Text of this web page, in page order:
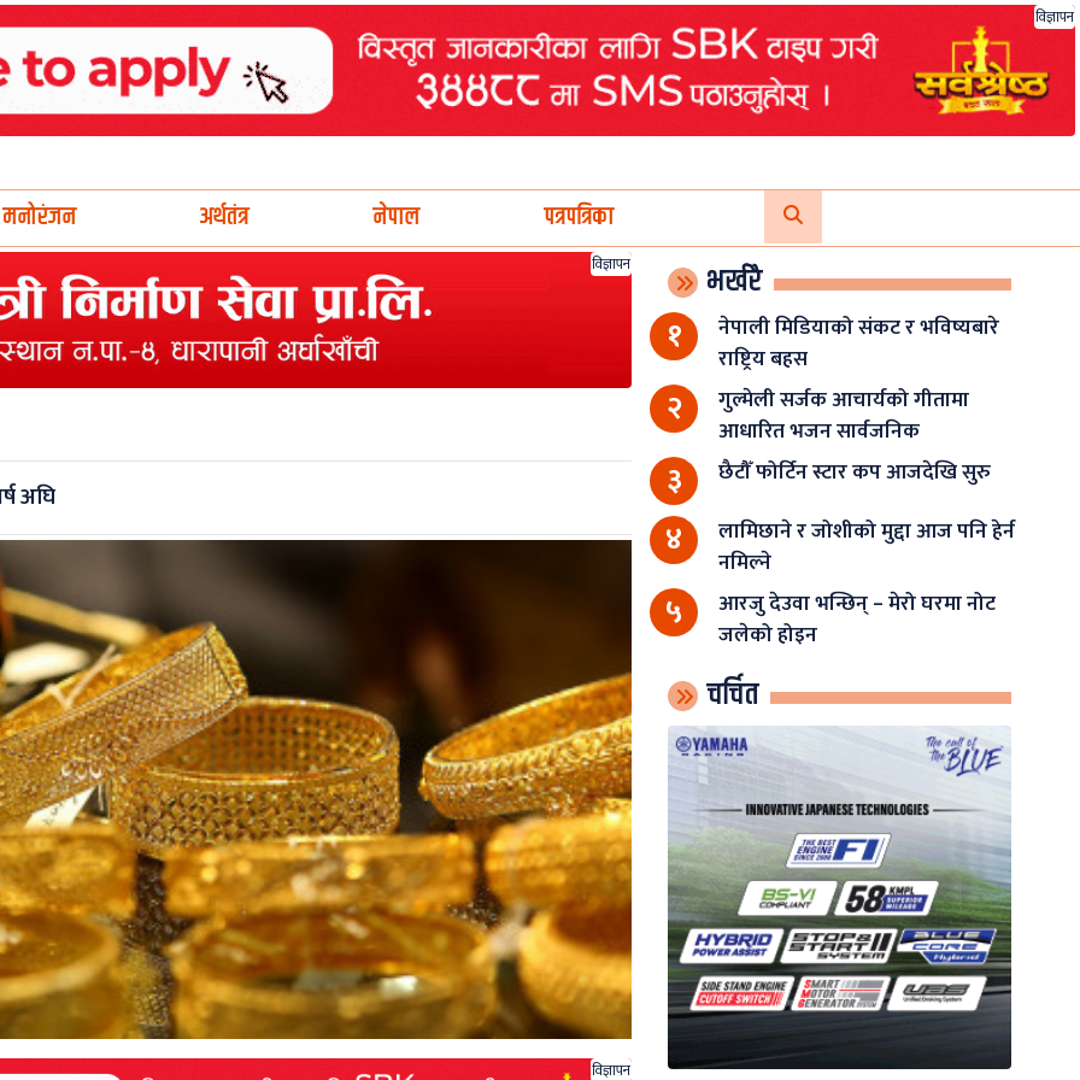
विज्ञापन
मनोरंजन अर्थतंत्र नेपाल पत्रपत्रिका
विज्ञापन
अघि
विज्ञापन
भर्खरै
१
नेपाली मिडियाको संकट र भविष्यबारे
राष्ट्रिय बहस
२
गुल्मेली सर्जक आचार्यको गीतामा
आधारित भजन सार्वजनिक
३ छैटौँ फोर्टिन स्टार कप आजदेखि सुरु
४
लामिछाने र जोशीको मुद्दा आज पनि हेर्न
नमिल्ने
५
आरजु देउवा भन्छिन् – मेरो घरमा नोट
जलेको होइन
चर्चित